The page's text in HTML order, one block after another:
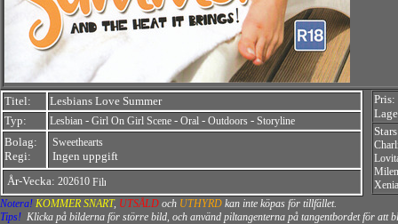
Titel:
Lesbians Love Summer
Typ:
Lesbian - Girl On Girl Scene - Oral - Outdoors - Storyline
Bolag:
Regi:
Sweethearts
Ingen uppgift
År-Vecka: 202610
Xenia
Notera! KOMMER SNART, UTSÅLD och UTHYRD kan inte köpas för tillfället.
Tips! Klicka på bilderna för större bild, och använd piltangenterna på tangentbordet för att